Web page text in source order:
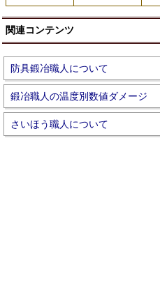
関連コンテンツ
防具鍛冶職人について
鍛冶職人の温度別数値ダメージ
さいほう職人について